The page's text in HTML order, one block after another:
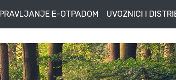
E-OTPADOM UVOZNICI I